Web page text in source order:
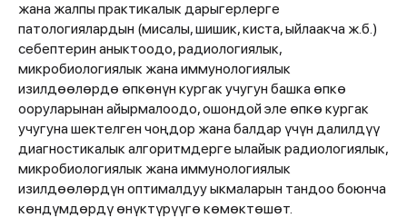
жана жалпы практикалык дарыгерлерге
патологиялардын (мисалы, шишик, киста, ыйлаакча ж.б.)
себептерин аныктоодо, радиологиялык,
микробиологиялык жана иммунологиялык
изилдөөлөрдө өпкөнүн кургак учугун башка өпкө
ооруларынан айырмалоодо, ошондой эле өпкө кургак
учугуна шектелген чоңдор жана балдар үчүн далилдүү
диагностикалык алгоритмдерге ылайык радиологиялык,
микробиологиялык жана иммунологиялык
изилдөөлөрдүн оптималдуу ыкмаларын тандоо боюнча
көндүмдөрдү өнүктүрүүгө көмөктөшөт.